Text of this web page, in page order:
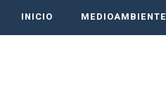
INICIO MEDIOAMBIENTE